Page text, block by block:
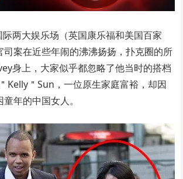
两大娱乐场（英国康乐福和美国百家
司案在近些年闹的沸沸扬扬，扑克圈的所
身上，大家似乎都忽略了他当时的搭档
Kelly＂Sun，一位原生家庭富裕，却因
年的中国女人。